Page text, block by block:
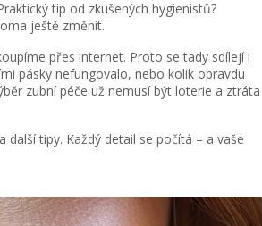
tip od zkušených hygienistů?
ještě změnit.
přes internet. Proto se tady sdílejí i
pásky nefungovalo, nebo kolik opravdu
zubní péče už nemusí být loterie a ztráta
tipy. Každý detail se počítá – a vaše